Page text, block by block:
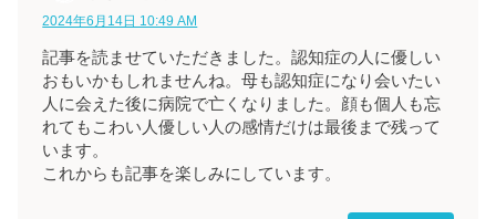
2024年6月14日 10:49 AM
記事を読ませていただきました。認知症の人に優しい
おもいかもしれませんね。母も認知症になり会いたい
人に会えた後に病院で亡くなりました。顔も個人も忘
れてもこわい人優しい人の感情だけは最後まで残って
います。
これからも記事を楽しみにしています。